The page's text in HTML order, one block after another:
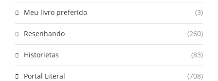
Meu livro preferido (3)
Resenhando (260)
Historietas (83)
Portal Literal (708)